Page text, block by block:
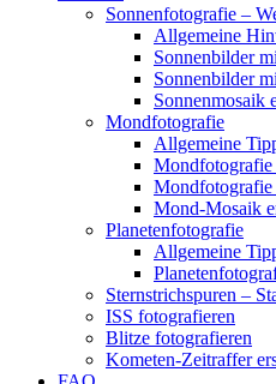
Sonnenfotografie –
Allgemeine
Sonnenbilder
Sonnenbilder
Sonnenmosaik
Mondfotografie
Allgemeine
Mondfotografie
Mond-Mosaik
Planetenfotografie
Allgemeine
Sternstrichspuren –
ISS fotografieren
Blitze fotografieren
Kometen-Zeitraffer